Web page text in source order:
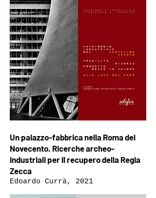
Un palazzo-fabbrica nella Roma del
Novecento. Ricerche archeo-
industriali per il recupero della Regia
Zecca
Edoardo Currà, 2021